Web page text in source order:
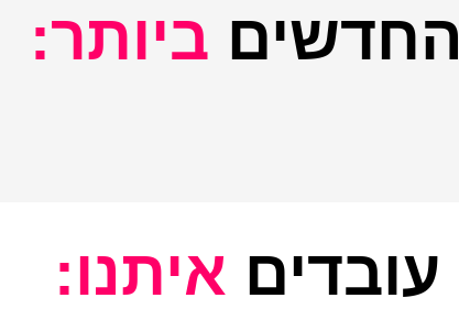
החדשים ביותר:
עובדים איתנו: